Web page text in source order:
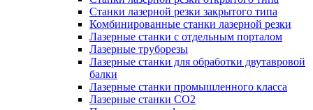
Станки лазерной резки закрытого типа
Комбинированные станки лазерной резки
Лазерные станки с отдельным порталом
Лазерные труборезы
Лазерные станки для обработки двутавровой
балки
Лазерные станки промышленного класса
Лазерные станки CO2